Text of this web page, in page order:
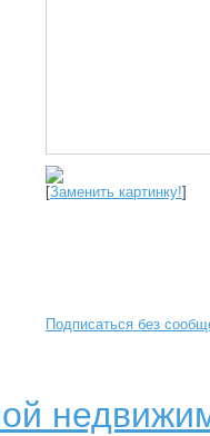
[Заменить картинку!]
Подписаться без